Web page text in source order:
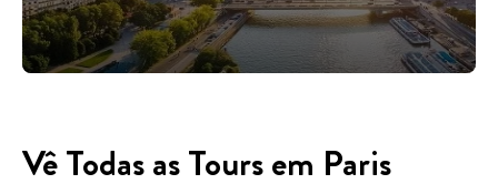
Vê Todas as Tours em Paris